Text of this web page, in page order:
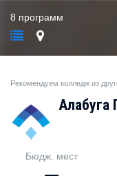
8 программ
Рекомендуем колледж из
Алабуга
Бюдж. мест
—